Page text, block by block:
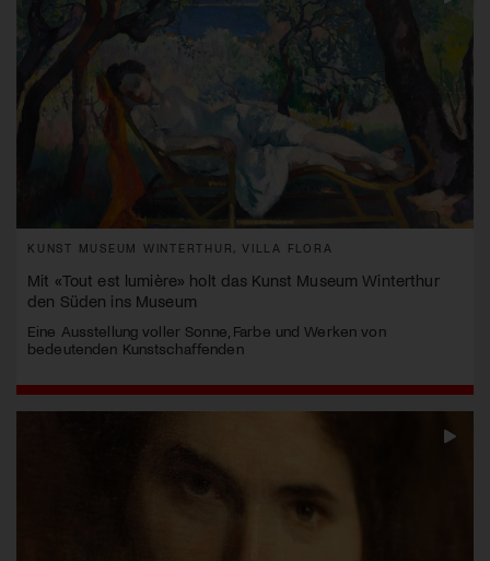
KUNST MUSEUM WINTERTHUR, VILLA FLORA
Mit «Tout est lumière» holt das Kunst Museum Winterthur
den Süden ins Museum
Eine Ausstellung voller Sonne, Farbe und Werken von
bedeutenden Kunstschaffenden